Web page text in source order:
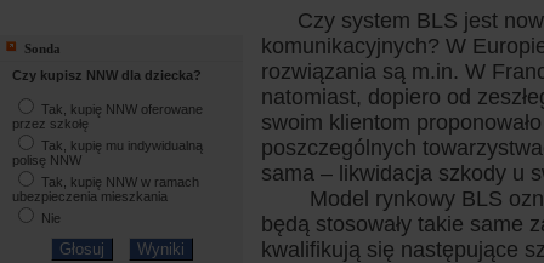
Sonda
Czy kupisz NNW dla dziecka?
Tak, kupię NNW oferowane
przez szkołę
Tak, kupię mu indywidualną
polisę NNW
Tak, kupię NNW w ramach
ubezpieczenia mieszkania
Nie
Czy system BLS jest
komunikacyjnych? W
rozwiązania są m.in. W
natomiast, dopiero od
swoim klientom
poszczególnych
sama – likwidacja szkody u
Model rynkowy BLS
będą stosowały takie same
kwalifikują się następujące